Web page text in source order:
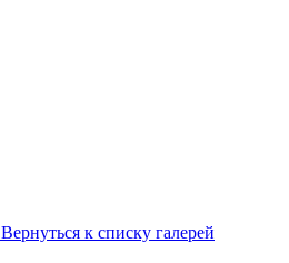
Вернуться к списку галерей